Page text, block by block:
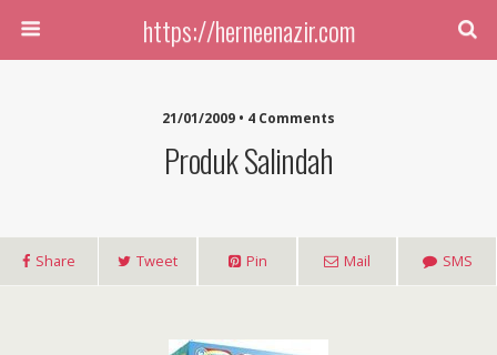
https://herneenazir.com
21/01/2009 • 4 Comments
Produk Salindah
Share Tweet Pin Mail SMS